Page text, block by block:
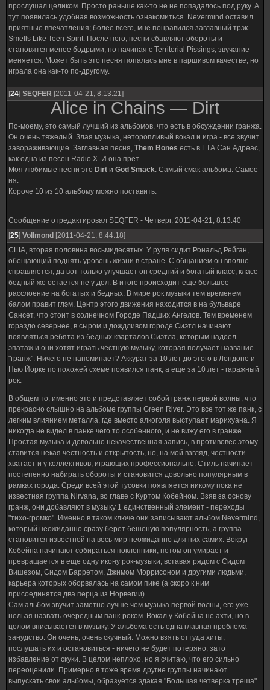
прослушал целиком. Просто раньше как-то не не попадалось под руку. А
тут появилась удобная возможность ознакомиться. Nevermind оставил
приятные впечатления; более всего, мне понравился заглавный трэк -
Smells Like Teen Spirit. После него, песни сбавляют обороты и
становятся менее бодрыми, но начиная с Territorial Pissings, звучание
меняется. Может быть это песня попалась мне в паршивом качестве, но
играла она как-то по-другому.
[24] SEQFER [2011-04-21, 8:13:21]
Alice in Chains — Dirt
По-моему, это самый лучший из альбомов, что есть в обсуждении гранжа.
Он очень тяжелый. Злая музыка, неторопливый вокал и игра - все звучит
завораживающие. Заглавная песня, Them Bones есть в ГТА Сан Адреас,
как одна из песен Radio X. И она прет.
Моя любимые песни это Dirt и God Smack. Самый смак альбома. Самое
ня.
Короче 10 из 10 альбому можно поставить.
Сообщение отредактировал SEQFER - Четверг, 2011-04-21, 8:13:40
[25] Vollmond [2011-04-21, 8:44:18]
США, вторая половина восьмидесятых. У руля сидит Рональд Рейган,
обещающий поднять уровень жизни в стране. С общанием он вполне
справляется, да вот только улучшает он средний и богатый класс, класс
бедный же остается не у дел. В итоге происходит еще большее
расслоение на богатых и бедных. В мире рок музыки тем временем
балом правит глэм. Центр этого движения находится в на бульваре
Сансет, что стоит в солнечном Городе Падших Ангелов. Тем временем
гораздо севернее, в сыром и дождливом городе Сиэтл начинают
появляться ребята из бедных кварталов Сиэтла, которым надоел
эпатаж и они хотят играть честную музыку, которая получает название
"гранж". Ничего не напоминает? Аккурат за 10 лет до этого в Лондоне и
Нью Йорке по похожей схеме появился панк, а еще за 10 лет - гаражный
рок.
В общем то, именно это и представляет собой гранж первой волны, что
прекрасно слышно на альбоме группы Green River. Это все тот же панк, с
легким влиянием металла, где вместо алкоголя выступает марихуана. Я
никогда не видел в панке чего то особенного, и не вижу его в гранже.
Простая музыка и довольно некачественная запись, в противовес этому
ставится некая честность и открытость, но, на мой взгляд, честности
хватает и у коллективов, играющих профессионально. Стиль начинает
постепенно набирать обороты и становится довольно популярным в
рамках города. Среди всей этой тусовки появляется никому пока не
известная группа Nirvana, во главе с Куртом Кобейном. Взяв за основу
гранж, они добавляют в музыку 1 единственный элемент - переходы
"тихо-громко". Именно в таком ключе они записывают альбом Nevermind,
который неожиданно сразу берет бешеную популярность, а группа
становится известной на весь мир неожиданно для них самих. Вокруг
Кобейна начинают собираться поклонники, потом он умирает и
превращается в еще одну икону рок-музыки, вставая рядом с Сидом
Вишезом, Сидом Барретом, Джимом Моррисоном и другими людьми,
карьера которых оборвалась на самом пике (а скоро к ним
присоединятся два перца из Норвегии).
Сам альбом звучит заметно лучше чем музыка первой волны, его уже
нельзя назвать очередным панк-роком. Вокал у Кобейна не ахти, но в
целом вписывается в музыку. У альбома есть одна главная проблема -
занудство. Он очень, очень скучный. Можно взять оттуда хиты,
послушать их и остановиться - ничего не будет потеряно, зато
избавление от скуки. В целом неплохо, но я считаю, что его сильно
переоценили. Примерно в тоже время другие группы начинают
выпускать свои альбомы, образуется эдакая "Большая четверка треша"